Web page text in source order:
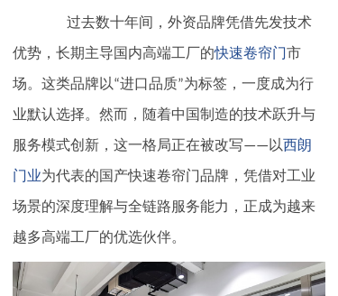
过去数十年间，外资品牌凭借先发技术
优势，长期主导国内高端工厂的快速卷帘门 市
场。这类品牌以“进口品质”为标签，一度成为行
业默认选择。然而，随着中国制造的技术跃升与
服务模式创新，这一格局正在被改写——以‌西朗
门业‌为代表的国产快速卷帘门品牌，凭借对工业
场景的深度理解与全链路服务能力，正成为越来
越多高端工厂的优选伙伴。